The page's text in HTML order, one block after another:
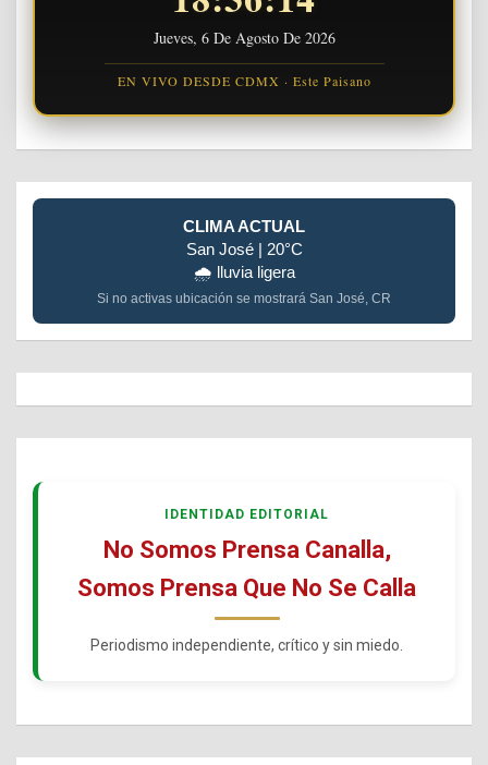
Jueves, 6 De Agosto De 2026
EN VIVO DESDE CDMX · Este Paisano
CLIMA ACTUAL
San José | 20°C
🌧️ lluvia ligera
Si no activas ubicación se mostrará San José, CR
IDENTIDAD EDITORIAL
No Somos Prensa Canalla,
Somos Prensa Que No Se Calla
Periodismo independiente, crítico y sin miedo.